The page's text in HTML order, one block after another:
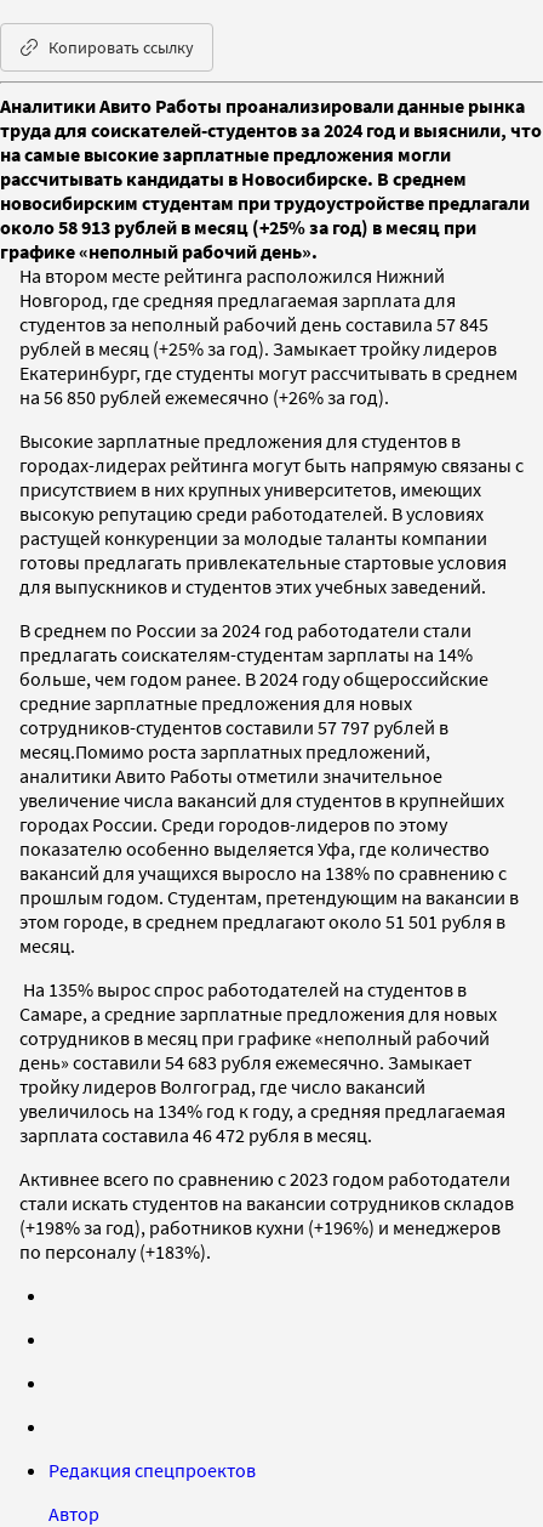
Копировать ссылку
Аналитики Авито Работы проанализировали данные рынка
труда для соискателей-студентов за 2024 год и выяснили, что
на самые высокие зарплатные предложения могли
рассчитывать кандидаты в Новосибирске. В среднем
новосибирским студентам при трудоустройстве предлагали
около 58 913 рублей в месяц (+25% за год) в месяц при
графике «неполный рабочий день».
На втором месте рейтинга расположился Нижний
Новгород, где средняя предлагаемая зарплата для
студентов за неполный рабочий день составила 57 845
рублей в месяц (+25% за год). Замыкает тройку лидеров
Екатеринбург, где студенты могут рассчитывать в среднем
на 56 850 рублей ежемесячно (+26% за год).
Высокие зарплатные предложения для студентов в
городах-лидерах рейтинга могут быть напрямую связаны с
присутствием в них крупных университетов, имеющих
высокую репутацию среди работодателей. В условиях
растущей конкуренции за молодые таланты компании
готовы предлагать привлекательные стартовые условия
для выпускников и студентов этих учебных заведений.
В среднем по России за 2024 год работодатели стали
предлагать соискателям-студентам зарплаты на 14%
больше, чем годом ранее. В 2024 году общероссийские
средние зарплатные предложения для новых
сотрудников-студентов составили 57 797 рублей в
месяц.Помимо роста зарплатных предложений,
аналитики Авито Работы отметили значительное
увеличение числа вакансий для студентов в крупнейших
городах России. Среди городов-лидеров по этому
показателю особенно выделяется Уфа, где количество
вакансий для учащихся выросло на 138% по сравнению с
прошлым годом. Студентам, претендующим на вакансии в
этом городе, в среднем предлагают около 51 501 рубля в
месяц.
На 135% вырос спрос работодателей на студентов в
Самаре, а средние зарплатные предложения для новых
сотрудников в месяц при графике «неполный рабочий
день» составили 54 683 рубля ежемесячно. Замыкает
тройку лидеров Волгоград, где число вакансий
увеличилось на 134% год к году, а средняя предлагаемая
зарплата составила 46 472 рубля в месяц.
Активнее всего по сравнению с 2023 годом работодатели
стали искать студентов на вакансии сотрудников складов
(+198% за год), работников кухни (+196%) и менеджеров
по персоналу (+183%).
Редакция спецпроектов
Автор